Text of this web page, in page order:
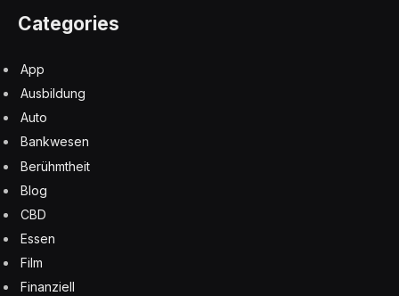
Categories
App
Ausbildung
Auto
Bankwesen
Berühmtheit
Blog
CBD
Essen
Film
Finanziell